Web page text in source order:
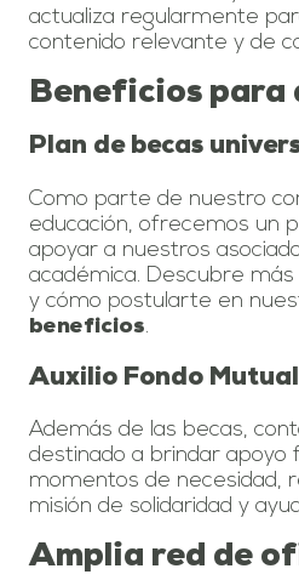
actualiza regularmente
contenido relevante y de
Beneficios para
Plan de becas
Como parte de nuestro
educación, ofrecemos un
apoyar a nuestros
académica. Descubre
y cómo postularte en
beneficios.
Auxilio Fondo Mutual
Además de las becas,
destinado a brindar apoyo
momentos de necesidad,
misión de solidaridad y
Amplia red de